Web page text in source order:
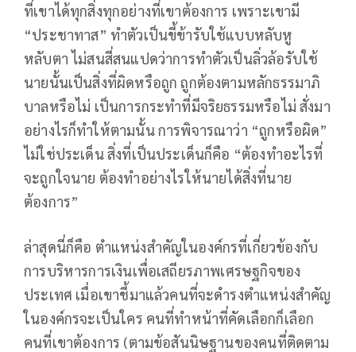
ที่เขาได้ทุกสิ่งทุกอย่างที่เขาต้องการ เพราะเขามี
“ประชาทาส” ทำตัวเป็นขี้ข้ารับใช้แบบหลับหู
หลับตา ไม่สนสี่สนแปดว่าการทำตัวเป็นลิ่วล้อรับใช้
นายนั้นเป็นสิ่งที่ผิดหรือถูก ถูกต้องตามหลักธรรมาภิ
บาลหรือไม่ เป็นการกระทำที่มีจริยธรรมหรือไม่ สั่งมา
อย่างไรก็ทำให้ตามนั้น การพิจารณาว่า “ถูกหรือผิด”
ไม่ใช่ประเด็น สิ่งที่เป็นประเด็นก็คือ “ต้องทำอะไรที่
จะถูกใจนาย ต้องทำอย่างไรให้นายได้สิ่งที่นาย
ต้องการ”
ล่าสุดนี่ก็คือ ตำแหน่งสำคัญในองค์กรที่เกี่ยวข้องกับ
การบริหารการเงินเพื่อเสถียรภาพเศรษฐกิจของ
ประเทศ เมื่อเขาชี้มาแล้วคนที่จะดำรงตำแหน่งสำคัญ
ในองค์กรจะเป็นใคร คนที่ทำหน้าที่คัดเลือกก็เลือก
คนที่เขาต้องการ (ตามข้อสันนิษฐานของคนที่ติดตาม